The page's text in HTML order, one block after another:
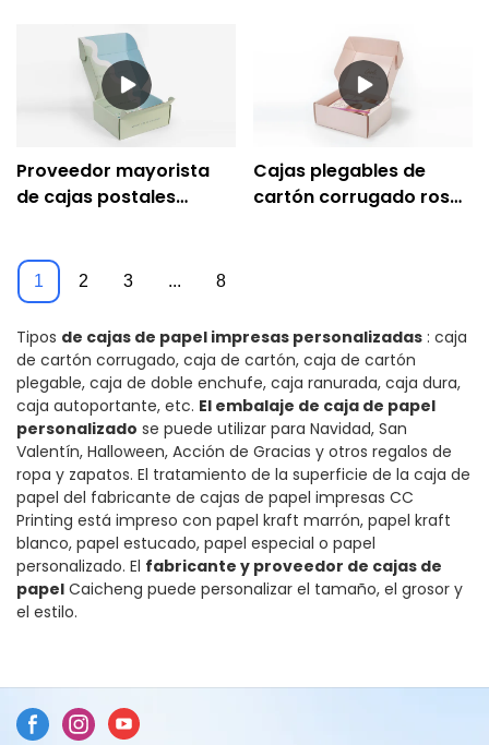
Tipos de cajas de papel impresas personalizadas : caja
de cartón corrugado, caja de cartón, caja de cartón
plegable, caja de doble enchufe, caja ranurada, caja dura,
caja autoportante, etc. El embalaje de caja de papel
personalizado se puede utilizar para Navidad, San
Valentín, Halloween, Acción de Gracias y otros regalos de
ropa y zapatos. El tratamiento de la superficie de la caja de
papel del fabricante de cajas de papel impresas CC
Printing está impreso con papel kraft marrón, papel kraft
blanco, papel estucado, papel especial o papel
personalizado. El fabricante y proveedor de cajas de
papel Caicheng puede personalizar el tamaño, el grosor y
el estilo.
interior de cajón
deslizante - Impresión
Caicheng
amistosas del papel de
Eco Kraft
Proveedor mayorista
de cajas postales
Cajas plegables de
cartón corrugado rosa
1 2 3 ... 8